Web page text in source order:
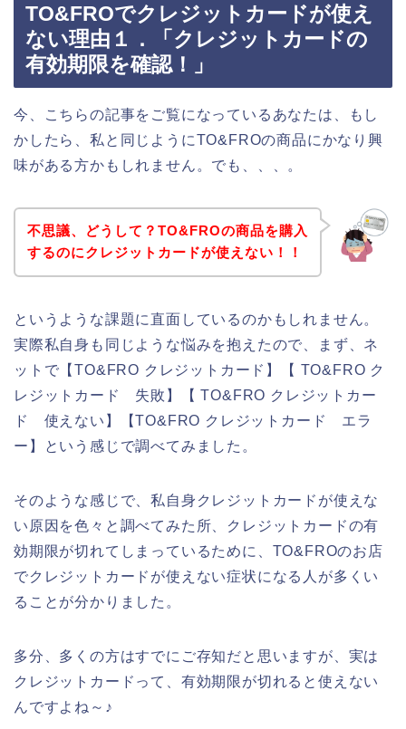
TO&FROでクレジットカードが使え
ない理由１．「クレジットカードの
有効期限を確認！」
今、こちらの記事をご覧になっているあなたは、もし
かしたら、私と同じようにTO&FROの商品にかなり興
味がある方かもしれません。でも、、、。
不思議、どうして？TO&FROの商品を購入
するのにクレジットカードが使えない！！
というような課題に直面しているのかもしれません。
実際私自身も同じような悩みを抱えたので、まず、ネ
ットで【TO&FRO クレジットカード】【 TO&FRO ク
レジットカード 失敗】【 TO&FRO クレジットカー
ド 使えない】【TO&FRO クレジットカード エラ
ー】という感じで調べてみました。
そのような感じで、私自身クレジットカードが使えな
い原因を色々と調べてみた所、クレジットカードの有
効期限が切れてしまっているために、TO&FROのお店
でクレジットカードが使えない症状になる人が多くい
ることが分かりました。
多分、多くの方はすでにご存知だと思いますが、実は
クレジットカードって、有効期限が切れると使えない
んですよね～♪